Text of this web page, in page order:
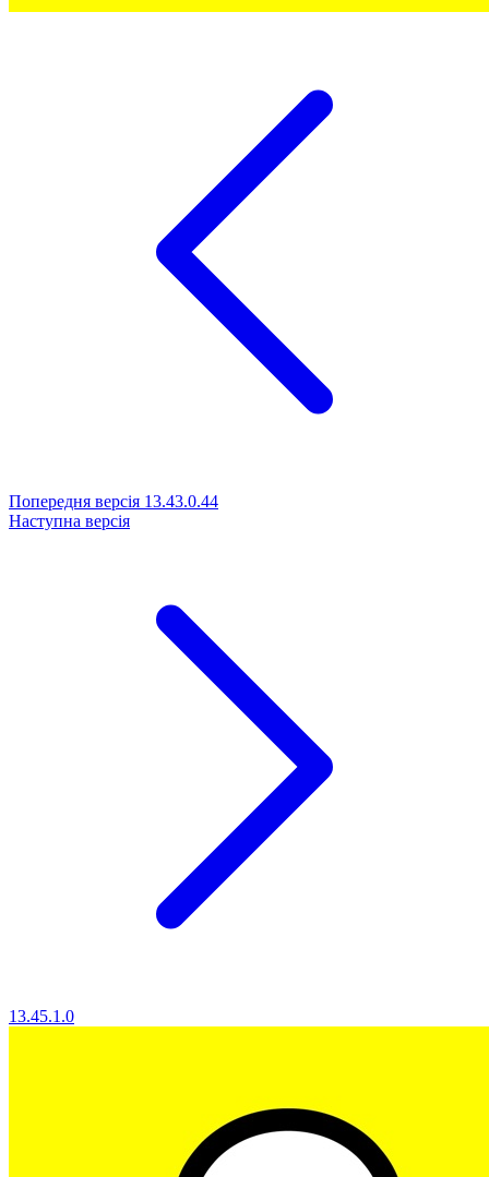
Попередня версія 13.43.0.44
Наступна версія
13.45.1.0